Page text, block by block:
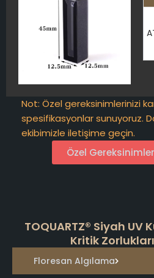
Not: Özel gereksinimlerinizi
spesifikasyonlar sunuyoruz.
ekibimizle iletişime geçin.
Özel
TOQUARTZ® Siyah UV
Kritik
Floresan Algılama